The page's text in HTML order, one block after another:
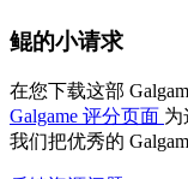
鲲的小请求
在您下载这部
Galgame 评分页面 为
我们把优秀的